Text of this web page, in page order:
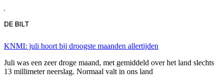
DE BILT
KNMI: juli hoort bij droogste maanden allertijden
Juli was een zeer droge maand, met gemiddeld over het land slechts
13 millimeter neerslag. Normaal valt in ons land